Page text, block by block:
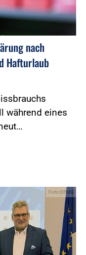
nach
Hafturlaub
während eines
Foto:DPolG